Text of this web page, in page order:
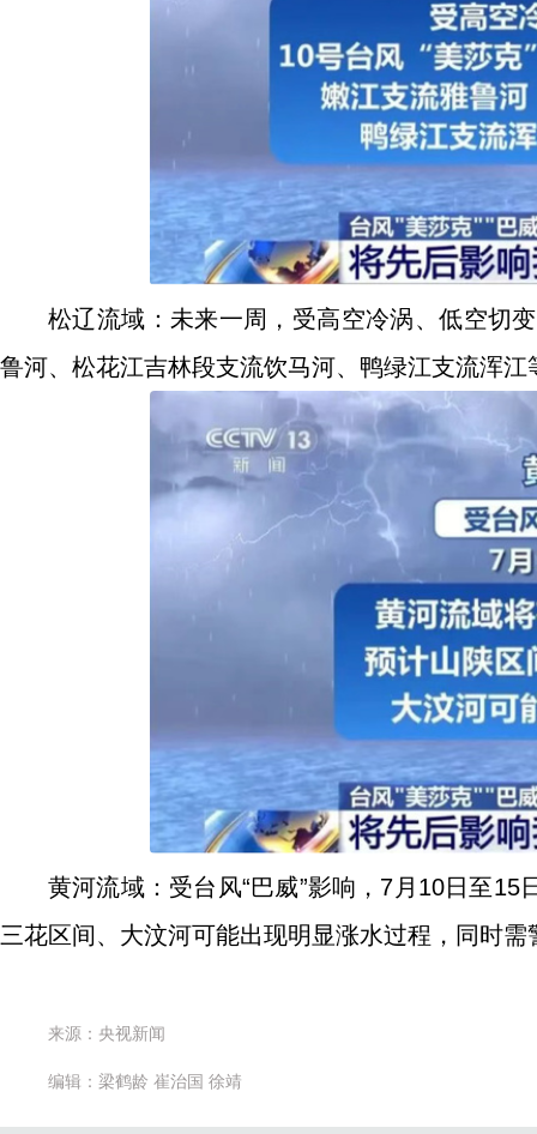
松辽流域：未来一周，受高空冷涡、低空切
鲁河、松花江吉林段支流饮马河、鸭绿江支流浑
黄河流域：受台风“巴威”影响，7月10日至
三花区间、大汶河可能出现明显涨水过程，同时
来源：央视新闻
编辑：梁鹤龄 崔治国 徐靖